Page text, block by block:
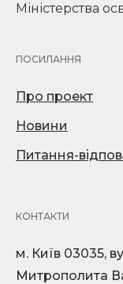
Міністерства
ПОСИЛАННЯ
Про проект
Новини
Питання-
КОНТАКТИ
м. Київ 03035,
Митрополита